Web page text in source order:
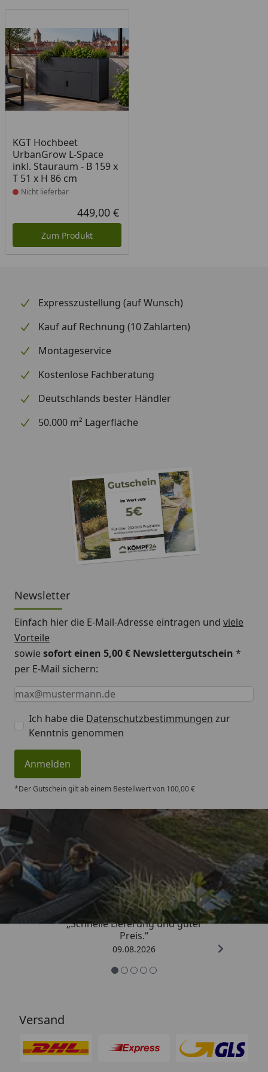
KGT Hochbeet
UrbanGrow L-Space
inkl. Stauraum - B 159 x
T 51 x H 86 cm
Produkt nicht lieferbar
Nicht lieferbar
Aktueller Preis
449,00 €
Zum Produkt
Expresszustellung (auf Wunsch)
Kauf auf Rechnung (10 Zahlarten)
Montageservice
Kostenlose Fachberatung
Deutschlands bester Händler
50.000 m² Lagerfläche
Newsletter
Einfach hier die E-Mail-Adresse eintragen und viele
Vorteile
sowiesofort einen 5,00 € Newslettergutschein *
per E-Mail sichern:
Keine Eingabe erforderlich
Eingabe erforderlich
E-Mail *
Ich habe die Datenschutzbestimmungen zur
Kenntnis genommen
Anmelden
*Der Gutschein gilt ab einem Bestellwert von 100,00 €
Trusted Shops
4,83/ 5
„Schnelle Lieferung und guter
Preis.“
09.08.2026
Versand